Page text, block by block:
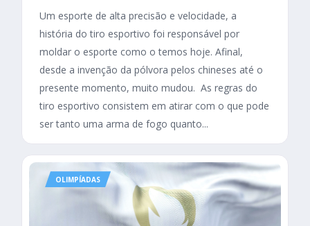
Um esporte de alta precisão e velocidade, a
história do tiro esportivo foi responsável por
moldar o esporte como o temos hoje. Afinal,
desde a invenção da pólvora pelos chineses até o
presente momento, muito mudou. As regras do
tiro esportivo consistem em atirar com o que pode
ser tanto uma arma de fogo quanto...
OLIMPÍADAS